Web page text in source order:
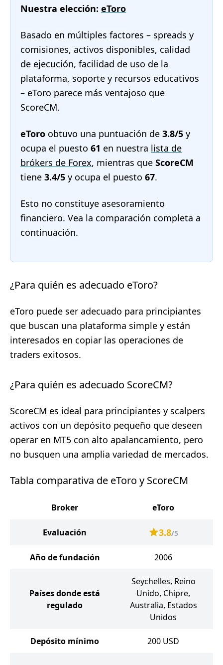
Nuestra elección: eToro
Basado en múltiples factores – spreads y
comisiones, activos disponibles, calidad
de ejecución, facilidad de uso de la
plataforma, soporte y recursos educativos
– eToro parece más ventajoso que
ScoreCM.
eToro obtuvo una puntuación de 3.8/5 y
ocupa el puesto 61 en nuestra lista de
brókers de Forex, mientras que ScoreCM
tiene 3.4/5 y ocupa el puesto 67.
Esto no constituye asesoramiento
financiero. Vea la comparación completa a
continuación.
¿Para quién es adecuado eToro?
eToro puede ser adecuado para principiantes
que buscan una plataforma simple y están
interesados en copiar las operaciones de
traders exitosos.
¿Para quién es adecuado ScoreCM?
ScoreCM es ideal para principiantes y scalpers
activos con un depósito pequeño que deseen
operar en MT5 con alto apalancamiento, pero
no busquen una amplia variedad de mercados.
Tabla comparativa de eToro y ScoreCM
Broker eToro
Evaluación 3.8/5
Año de fundación 2006
Países donde está
regulado
Seychelles, Reino
Unido, Chipre,
Australia, Estados
Unidos
Depósito mínimo 200 USD